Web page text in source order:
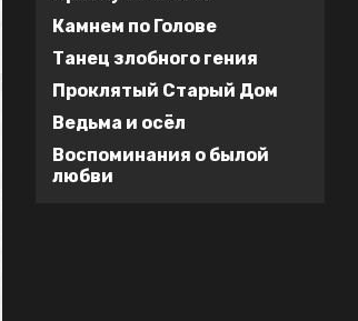
Камнем по Голове
Танец злобного гения
Проклятый Старый Дом
Ведьма и осёл
Воспоминания о былой
любви